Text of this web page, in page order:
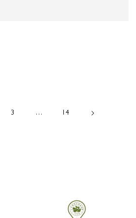
3 … 14